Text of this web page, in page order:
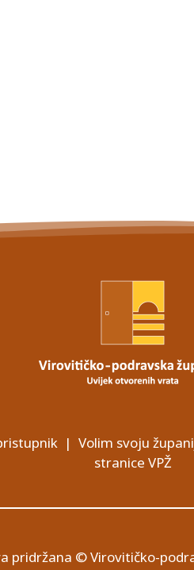
| Volim svoju
stranice VPŽ
pridržana © Virovitičko-